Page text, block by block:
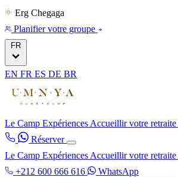
Erg Chegaga
Planifier votre groupe
FR
EN FR ES DE BR
Le Camp Expériences Accueillir votre retraite
Réserver
Le Camp Expériences Accueillir votre retraite
+212 600 666 616
WhatsApp